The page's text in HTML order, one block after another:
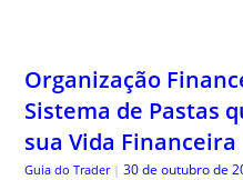
Organização
Sistema de Pastas
sua Vida Financeira
Guia do Trader | 30 de outubro de